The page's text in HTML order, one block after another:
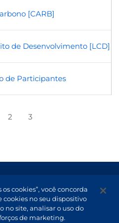
[CARB]
de Desenvolvimento [LCD]
de Participantes
2 3
cookies”, você concorda
no seu dispositivo
no site, analisar o uso do
de marketing.